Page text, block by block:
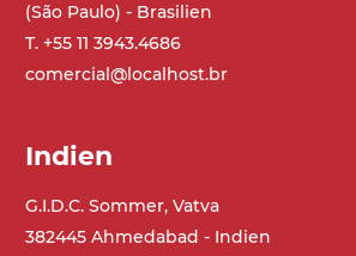
Geschwindigkeit
3,4 m/Minute
On/Off, E-Stopp, Motor-
(São Paulo) - Brasilien
T. +55 11 3943.4686
comercial@localhost.br
Indien
G.I.D.C. Sommer, Vatva
382445 Ahmedabad - Indien